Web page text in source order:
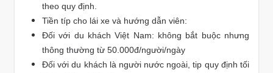
theo quy định.
Tiền típ cho lái xe và hướng dẫn viên:
Đối với du khách Việt Nam: không bắt buộc nhưng
thông thường từ 50.000đ/người/ngày
Đối với du khách là người nước ngoài, tip quy định tối